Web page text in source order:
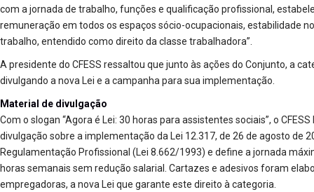
com a jornada de trabalho, funções e qualificação profissional,
remuneração em todos os espaços sócio-ocupacionais, estabilidade
trabalho, entendido como direito da classe trabalhadora”.
A presidente do CFESS ressaltou que junto às ações do Conjunto, a
divulgando a nova Lei e a campanha para sua implementação.
Material de divulgação
Com o slogan “Agora é Lei: 30 horas para assistentes sociais”, o
divulgação sobre a implementação da Lei 12.317, de 26 de agosto de
Regulamentação Profissional (Lei 8.662/1993) e define a jornada
horas semanais sem redução salarial. Cartazes e adesivos foram
empregadoras, a nova Lei que garante este direito à categoria.